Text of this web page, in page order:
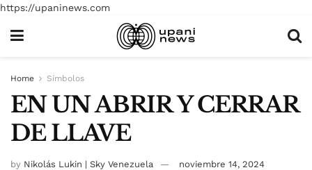
https://upaninews.com
Home Símbolos
EN UN ABRIR Y CERRAR
DE LLAVE
by Nikolás Lukin | Sky Venezuela noviembre 14, 2024